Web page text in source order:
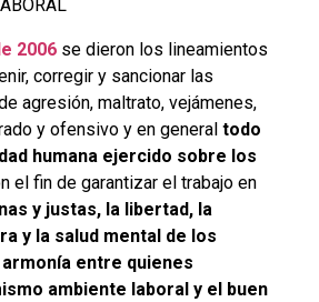
2006 se dieron los lineamientos
corregir y sancionar las
agresión, maltrato, vejámenes,
y ofensivo y en general todo
humana ejercido sobre los
el fin de garantizar el trabajo en
y justas, la libertad, la
y la salud mental de los
entre quienes
ambiente laboral y el buen